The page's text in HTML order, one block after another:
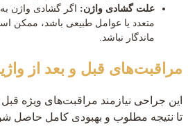
علت گشادی واژن: اگر گشادی واژن
متعدد یا عوامل طبیعی باشد، ممکن
ماندگار نباشد.
مراقبت‌های قبل و بعد از
این جراحی نیازمند مراقبت‌های ویژه
تا نتیجه مطلوب و بهبودی کامل حاصل